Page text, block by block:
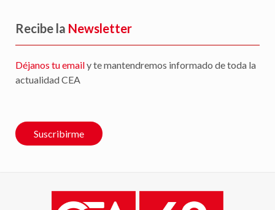
Recibe la Newsletter
Déjanos tu emaily te mantendremos informado de toda la
actualidad CEA
Suscribirme